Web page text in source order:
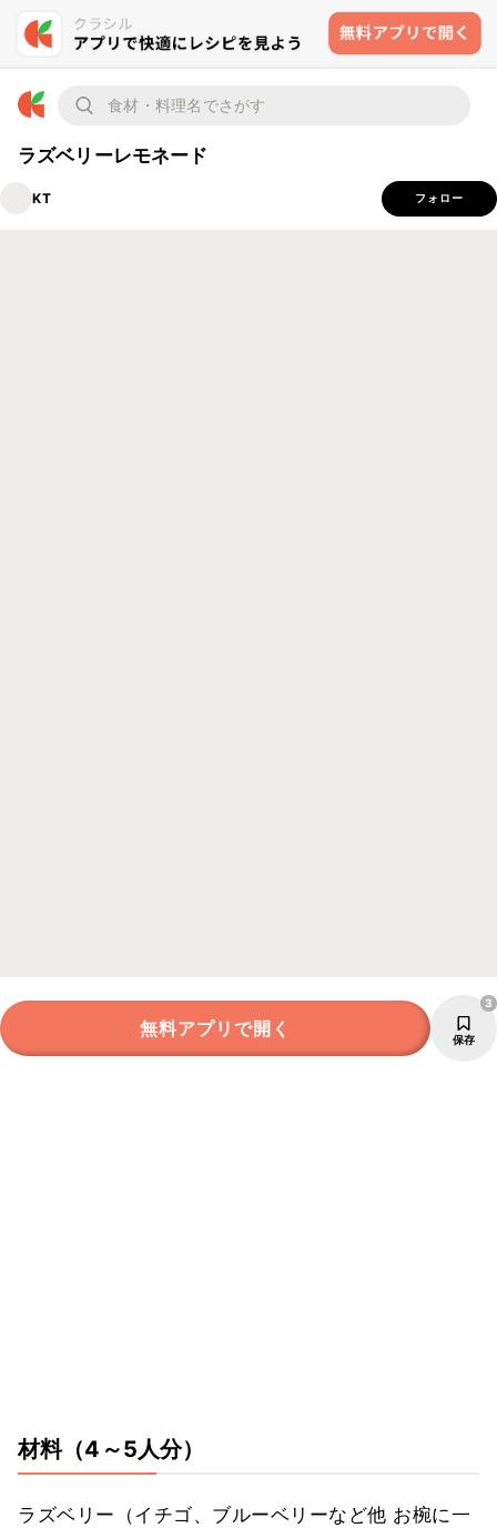
ラズベリーレモネード
KT フォロー
無料アプリで開く 保存
3
材料（4～5人分）
ラズベリー（イチゴ、ブルーベリーなど他 お椀に一